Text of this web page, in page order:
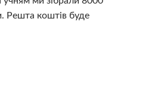
Решта коштів буде